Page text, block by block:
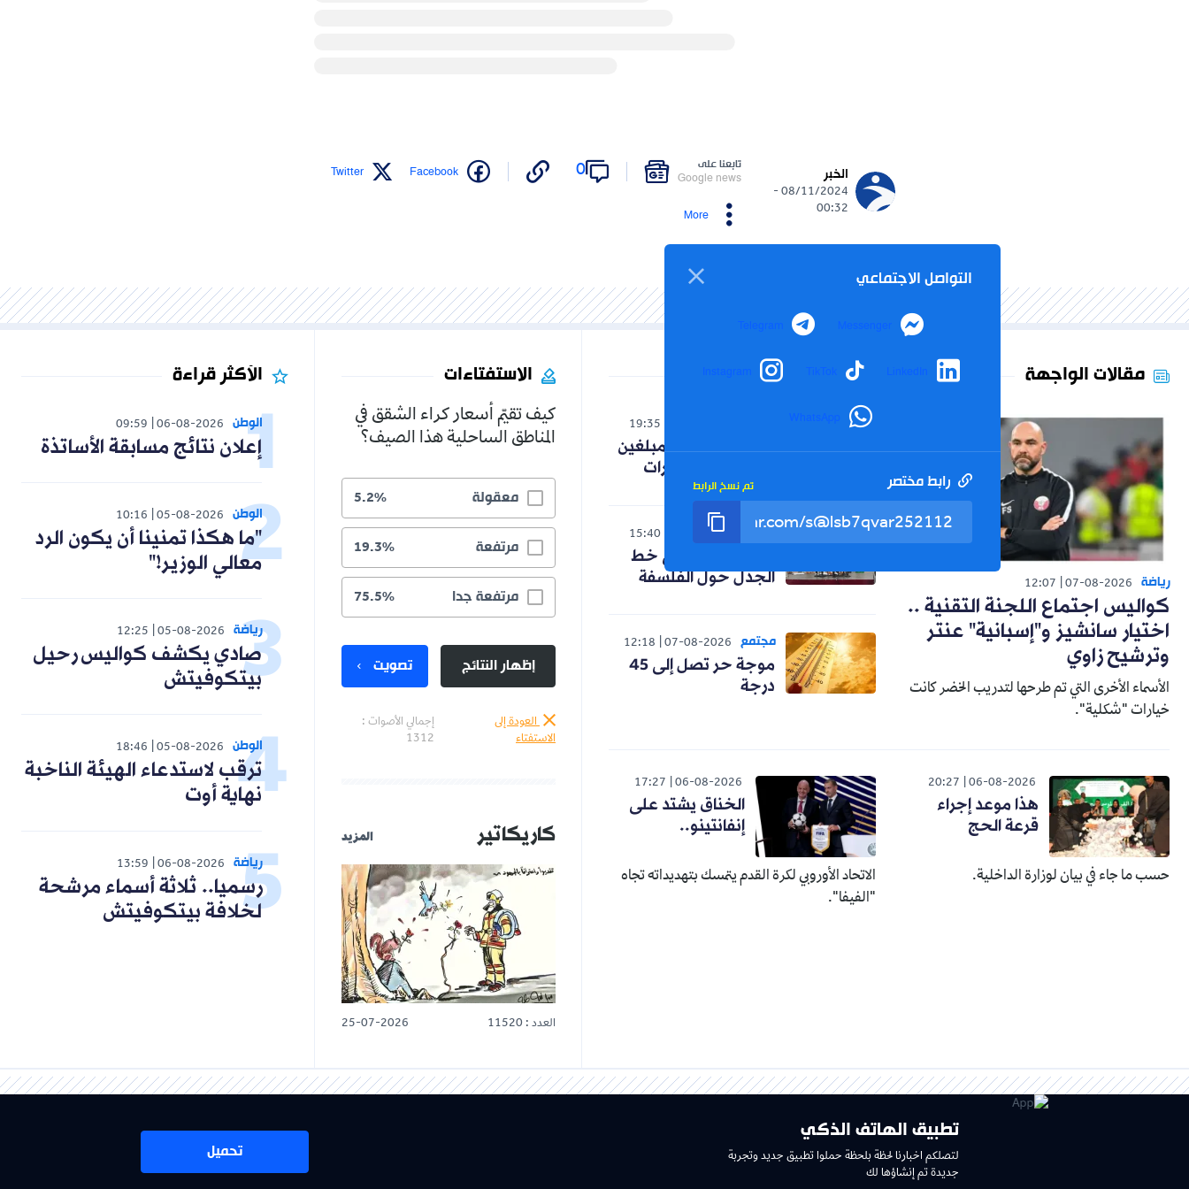
الخبر
08/11/2024 -
00:32
تابعنا على
Google news
0
Facebook
Twitter
More
التواصل الاجتماعي
Messenger
Telegram
LinkedIn
TikTok
Instagram
WhatsApp
رابط مختصر تم نسخ الرابط
مقالات الواجهة
رياضة 07-08-2026
12:07
كواليس اجتماع اللجنة التقنية ..
اختيار سانشيز و"إسبانية" عنتر
وترشيح زاوي
الأسماء الأخرى التي تم طرحها لتدريب الخضر كانت
خيارات "شكلية".
19:35
تحفيزات مالية للمبلغين
عن جرائم المخدرات
الوطن 06-08-2026
15:40
حنون تدخل على خط
الجدل حول الفلسفة
مجتمع 07-08-2026
12:18
موجة حر تصل إلى 45
درجة
06-08-2026
20:27
هذا موعد إجراء
قرعة الحج
حسب ما جاء في بيان لوزارة الداخلية.
06-08-2026
17:27
الخناق يشتد على
إنفانتينو..
الاتحاد الأوروبي لكرة القدم يتمسك بتهديداته تجاه
"الفيفا".
الاستفتاءات
كيف تقيّم أسعار كراء الشقق في
المناطق الساحلية هذا الصيف؟
معقولة 5.2%
مرتفعة 19.3%
مرتفعة جدا 75.5%
إظهار النتائج تصويت
العودة إلى
الاستفتاء
إجمالي الأصوات :
1312
كاريكاتير المزيد
العدد : 11520 25-07-2026
الأكثر قراءة
الوطن 06-08-2026
09:59
إعلان نتائج مسابقة الأساتذة
الوطن 05-08-2026
10:16
"ما هكذا تمنينا أن يكون الرد
معالي الوزير!"
رياضة 05-08-2026
12:25
صادي يكشف كواليس رحيل
بيتكوفيتش
الوطن 05-08-2026
18:46
ترقب لاستدعاء الهيئة الناخبة
نهاية أوت
رياضة 06-08-2026
13:59
رسميا.. ثلاثة أسماء مرشحة
لخلافة بيتكوفيتش
تطبيق الهاتف الذكي
لتصلكم اخبارنا لحظة بلحظة حملوا تطبيق جديد وتجربة
جديدة تم إنشاؤها لك
تحميل